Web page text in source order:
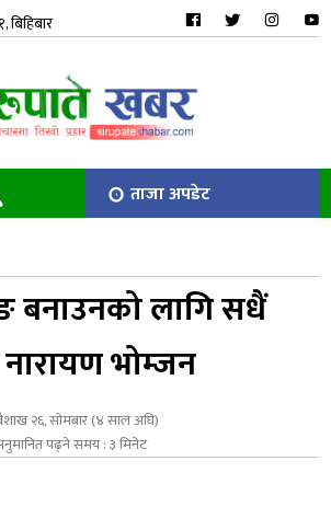
ताजा अपडेट
बनाउनको लागि सधैं
भोम्जन
२६, सोमबार (४ साल अघि)
पढ्ने समय : ३ मिनेट